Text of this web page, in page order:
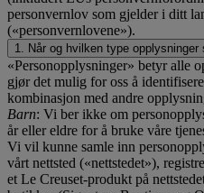
personvernlov som gjelder i ditt
(«personvernlovene»).
1. Når og hvilken type opplysninger
«Personopplysninger» betyr alle
gjør det mulig for oss å
kombinasjon med andre
Barn: Vi ber ikke om
år eller eldre for å bruke våre
Vi vil kunne samle inn
vårt nettsted («nettstedet»),
et Le Creuset-produkt på